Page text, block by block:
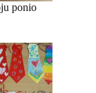
ponio